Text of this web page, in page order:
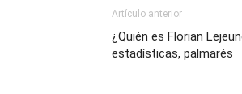
Artículo anterior
¿Quién es Florian
estadísticas, palmarés